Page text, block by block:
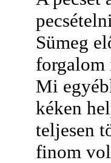
Sümeg
forgalom
Mi
kéken
teljesen
finom